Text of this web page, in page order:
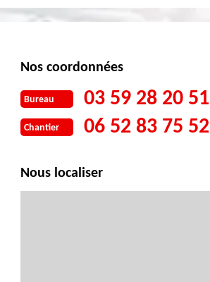
Nos coordonnées
Bureau 03 59 28 20 51
Chantier 06 52 83 75 52
Nous localiser